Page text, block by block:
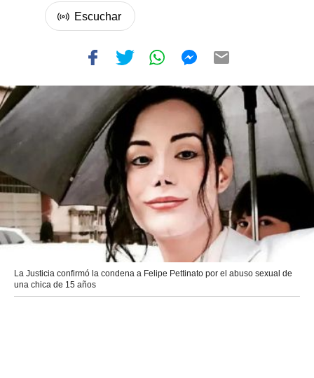
La Justicia confirmó la condena a Felipe Pettinato por el abuso sexual de
una chica de 15 años